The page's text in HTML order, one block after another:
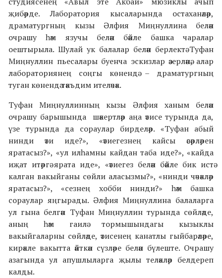
җибәрде. Лаборатория кысаларында остаханәләр,
драматургның кызы Әлфия Миңнуллина белән
очрашу һәм язучы белән бәйле башка чаралар
оештырыла. Шулай ук балалар белән берлектә Туфан
Миңнуллин пьесалары буенча эскизлар әзерләнә, алар
лабораториянең соңгы көнендә – драматургның
туган көнендә тәкъдим ителәчәк.
Туфан Миңнуллинның кызы Әлфия ханым белән
очрашу барышында шәкертләр аңа әтисе турында да,
үзе турында да сораулар бирделәр. «Туфан абый
нинди әти иде?», «әтиегезнең кайсы әсәрләрен
яратасыз?», «ул илһамны кайдан таба иде?», «кайда
иҗат итәргә ярата иде», «әтиегез белән бәйле бик истә
калган вакыйганы сөйли аласызмы?», «нинди чәчәкләр
яратасыз?», «сезнең хобби нинди?» һәм башка
сораулар яңгырады. Әлфия Миңнуллина балаларга
ул гына белгән Туфан Миңнуллин турында сөйләде,
аның һәм гаилә тормышындагы кызыклы
вакыйгаларны сөйләде, әтисенең канатлы гыйбарәләре,
кирәкле вакытта әйткән сүзләре белән бүлеште. Очрашу
азагында ул апушлыларга җылы теләкләр белдереп
калды.